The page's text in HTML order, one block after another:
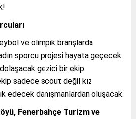
ve olimpik branşlarda
sporcu projesi hayata geçecek.
dolaşacak gezici bir ekip
sadece scout değil kız
edecek danışmanlardan oluşacak.
Fenerbahçe Turizm ve